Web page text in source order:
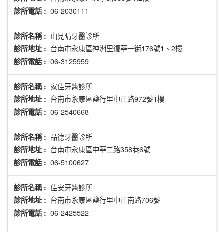
診所電話 : 06-2030111
診所名稱 : 山見晴牙醫診所
診所地址 : 台南市永康區神洲里復華一街176號1、2樓
診所電話 : 06-3125959
診所名稱 : 家佳牙醫診所
診所地址 : 台南市永康區鹽行里中正路972號1樓
診所電話 : 06-2540668
診所名稱 : 品德牙醫診所
診所地址 : 台南市永康區中華二路358巷6號
診所電話 : 06-5100627
診所名稱 : 佳安牙醫診所
診所地址 : 台南市永康區鹽行里中正南路706號
診所電話 : 06-2425522